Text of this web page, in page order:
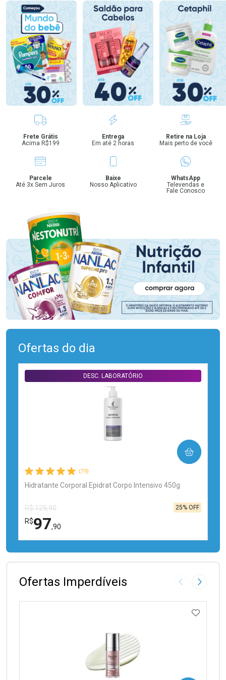
Benefícios
Frete Grátis
Acima R$199
Entrega
Em até 2 horas
Retire na Loja
Mais perto de você
Parcele
Até 3x Sem Juros
Baixe
Nosso Aplicativo
WhatsApp
Televendas e
Fale Conosco
Ofertas do dia
(79)
Hidratante Corporal Epidrat Corpo Intensivo 450g
DESC. LABORATÓRIO
R$ 129,90
R$97,90
25% OFF
COMPRAR
FECHAR
FECHAR
Ofertas Imperdíveis Imagem